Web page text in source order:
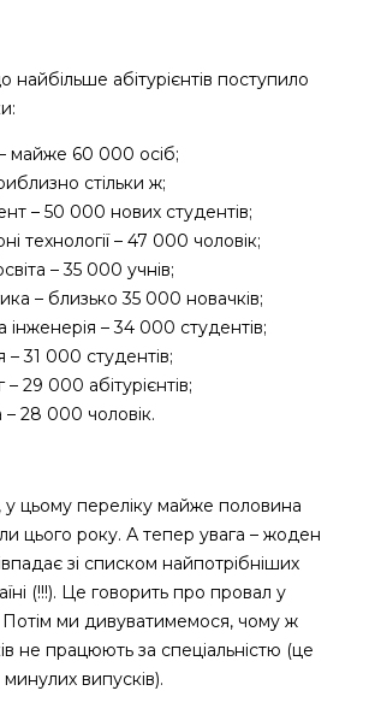
найбільше абітурієнтів поступило
– майже 60 000 осіб;
стільки ж;
– 50 000 нових студентів;
технології – 47 000 чоловік;
– 35 000 учнів;
– близько 35 000 новачків;
інженерія – 34 000 студентів;
– 31 000 студентів;
29 000 абітурієнтів;
– 28 000 чоловік.
цьому переліку майже половина
цього року. А тепер увага – жоден
зі списком найпотрібніших
(!!!). Це говорить про провал у
Потім ми дивуватимемося, чому ж
не працюють за спеціальністю (це
випусків).